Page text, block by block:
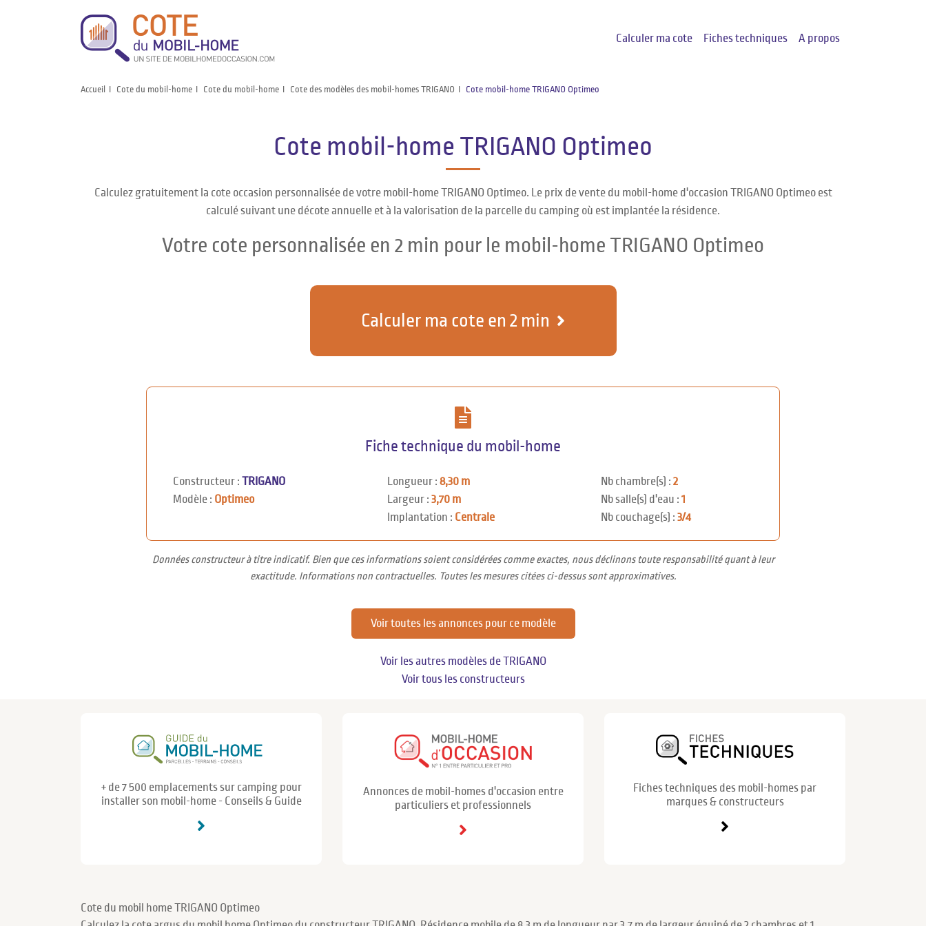
Calculer ma cote Fiches techniques A propos
Accueil Cote du mobil-home Cote du mobil-home Cote des modèles des mobil-homes TRIGANO Cote mobil-home TRIGANO Optimeo
Cote mobil-home TRIGANO Optimeo
Calculez gratuitement la cote occasion personnalisée de votre mobil-home TRIGANO Optimeo. Le prix de vente du mobil-home d'occasion TRIGANO Optimeo est
calculé suivant une décote annuelle et à la valorisation de la parcelle du camping où est implantée la résidence.
Votre cote personnalisée en 2 min pour le mobil-home TRIGANO Optimeo
Calculer ma cote en 2 min
Fiche technique du mobil-home
Constructeur : TRIGANO
Modèle : Optimeo
Longueur : 8,30 m
Largeur : 3,70 m
Implantation : Centrale
Nb chambre(s) :2
Nb salle(s) d'eau :1
Nb couchage(s) :3/4
Données constructeur à titre indicatif. Bien que ces informations soient considérées comme exactes, nous déclinons toute responsabilité quant à leur
exactitude. Informations non contractuelles. Toutes les mesures citées ci-dessus sont approximatives.
Voir toutes les annonces pour ce modèle
Voir les autres modèles de TRIGANO
Voir tous les constructeurs
+ de 7 500 emplacements sur camping pour
installer son mobil-home - Conseils & Guide
Annonces de mobil-homes d'occasion entre
particuliers et professionnels
Fiches techniques des mobil-homes par
marques & constructeurs
Cote du mobil home TRIGANO Optimeo